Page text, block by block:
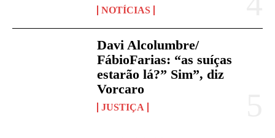
NOTÍCIAS
Davi Alcolumbre/
FábioFarias: “as suíças
estarão lá?” Sim”, diz
Vorcaro
JUSTIÇA